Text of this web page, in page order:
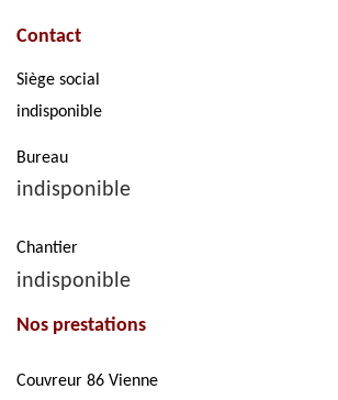
Contact
Siège social
indisponible
Bureau
indisponible
Chantier
indisponible
Nos prestations
Couvreur 86 Vienne